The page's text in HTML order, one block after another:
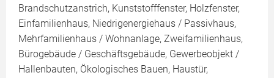
Brandschutzanstrich, Kunststofffenster, Holzfenster,
Einfamilienhaus, Niedrigenergiehaus / Passivhaus,
Mehrfamilienhaus / Wohnanlage, Zweifamilienhaus,
Bürogebäude / Geschäftsgebäude, Gewerbeobjekt /
Hallenbauten, Ökologisches Bauen, Haustür,